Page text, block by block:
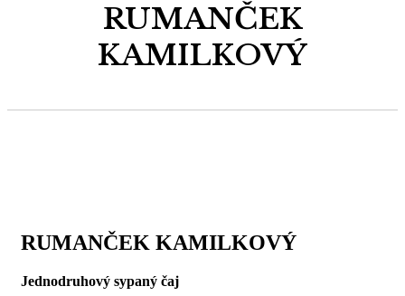
RUMANČEK
KAMILKOVÝ
RUMANČEK KAMILKOVÝ
Jednodruhový sypaný čaj